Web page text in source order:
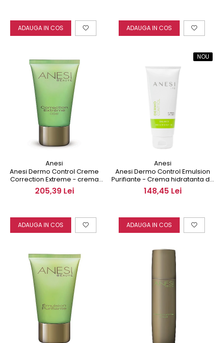
ADAUGA IN COS ADAUGA IN COS
Anesi
Anesi Dermo Control Creme
Correction Extreme - crema
regeneranta 50 ml
205,39 Lei
ADAUGA IN COS
NOU
Anesi
Anesi Dermo Control Emulsion
Purifiante - Crema hidratanta de
zi 200 ml
148,45 Lei
ADAUGA IN COS